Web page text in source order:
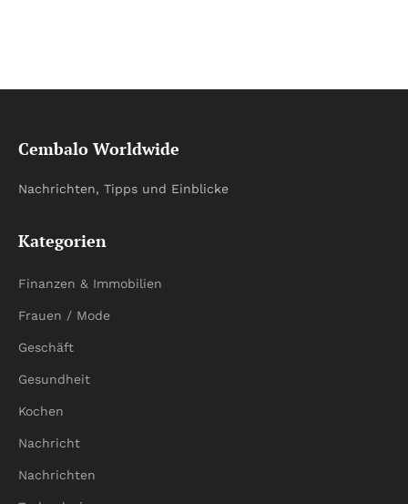
Cembalo Worldwide
Nachrichten, Tipps und Einblicke
Kategorien
Finanzen & Immobilien
Frauen / Mode
Geschäft
Gesundheit
Kochen
Nachricht
Nachrichten